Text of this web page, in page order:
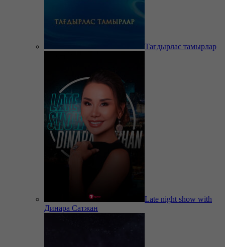
Тағдырлас тамырлар
Late night show with
Динара Сатжан